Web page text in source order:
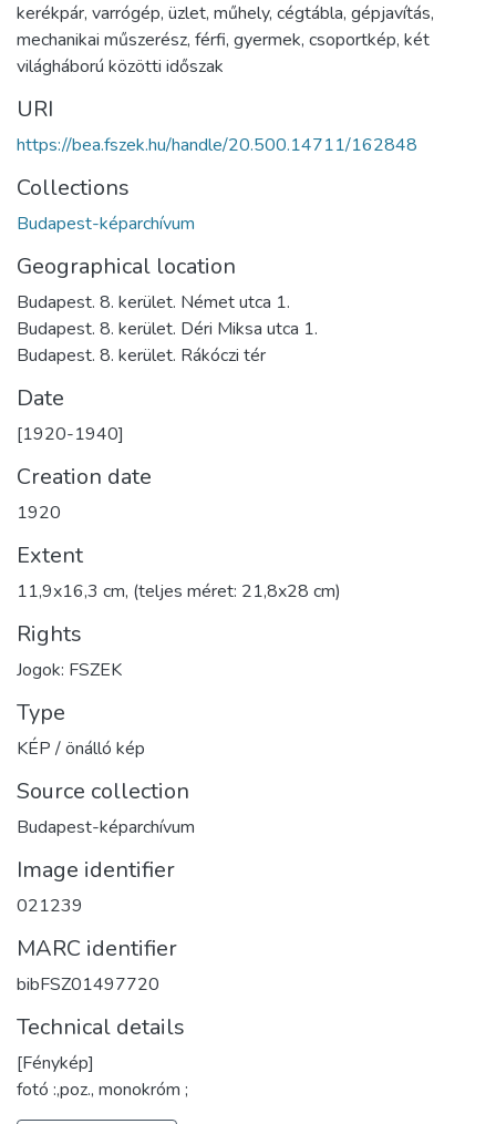
kerékpár, varrógép, üzlet, műhely, cégtábla, gépjavítás,
mechanikai műszerész, férfi, gyermek, csoportkép, két
világháború közötti időszak
URI
https://bea.fszek.hu/handle/20.500.14711/162848
Collections
Budapest-képarchívum
Geographical location
Budapest. 8. kerület. Német utca 1.
Budapest. 8. kerület. Déri Miksa utca 1.
Budapest. 8. kerület. Rákóczi tér
Date
[1920-1940]
Creation date
1920
Extent
11,9x16,3 cm, (teljes méret: 21,8x28 cm)
Rights
Jogok: FSZEK
Type
KÉP / önálló kép
Source collection
Budapest-képarchívum
Image identifier
021239
MARC identifier
bibFSZ01497720
Technical details
[Fénykép]
fotó :,poz., monokróm ;